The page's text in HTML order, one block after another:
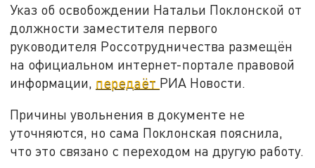
Указ об освобождении Натальи Поклонской от
должности заместителя первого
руководителя Россотрудничества размещён
на официальном интернет-портале правовой
информации, передаёт РИА Новости.
Причины увольнения в документе не
уточняются, но сама Поклонская пояснила,
что это связано с переходом на другую работу.